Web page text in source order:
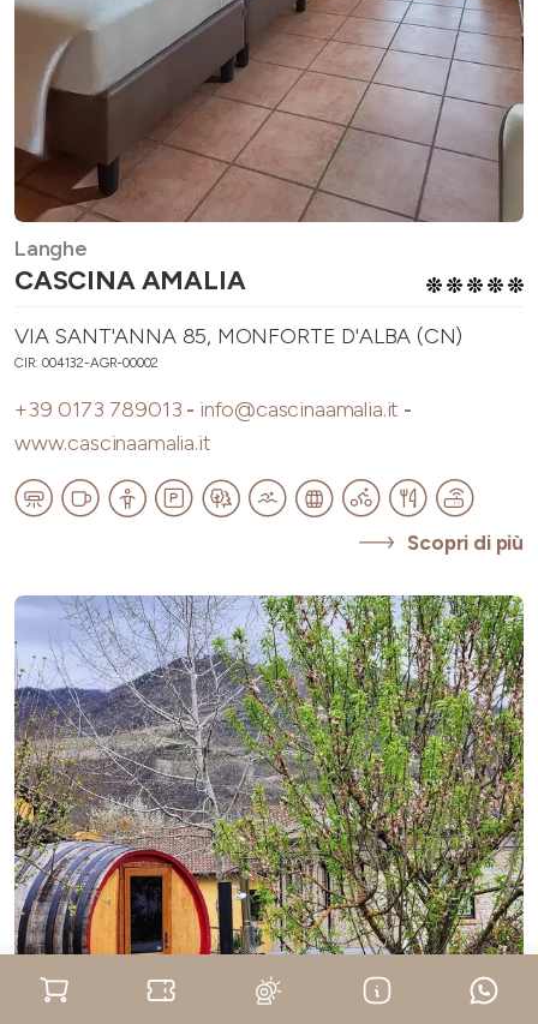
Langhe
CASCINA AMALIA
VIA SANT'ANNA 85, MONFORTE D'ALBA (CN)
CIR: 004132-AGR-00002
+39 0173 789013 - info@cascinaamalia.it -
www.cascinaamalia.it
Scopri di più